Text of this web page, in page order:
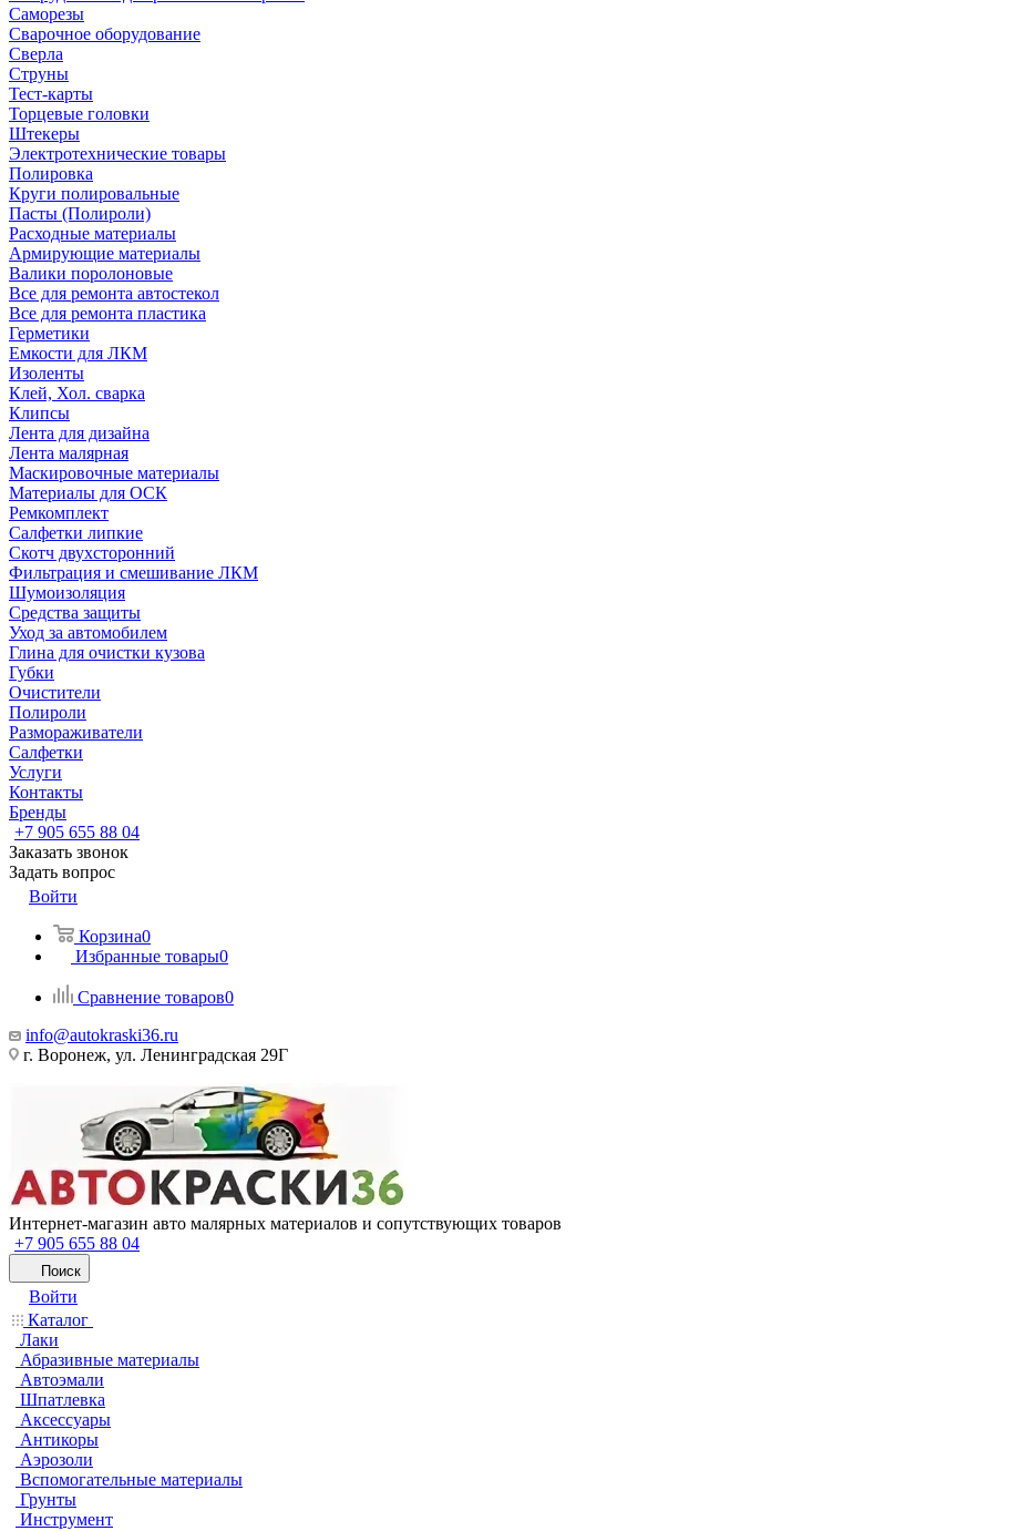
Саморезы
Сварочное оборудование
Сверла
Струны
Тест-карты
Торцевые головки
Штекеры
Электротехнические товары
Полировка
Круги полировальные
Пасты (Полироли)
Расходные материалы
Армирующие материалы
Валики поролоновые
Все для ремонта автостекол
Все для ремонта пластика
Герметики
Емкости для ЛКМ
Изоленты
Клей, Хол. сварка
Клипсы
Лента для дизайна
Лента малярная
Маскировочные материалы
Материалы для ОСК
Ремкомплект
Салфетки липкие
Скотч двухсторонний
Фильтрация и смешивание ЛКМ
Шумоизоляция
Средства защиты
Уход за автомобилем
Глина для очистки кузова
Губки
Очистители
Полироли
Размораживатели
Салфетки
Услуги
Контакты
Бренды
+7 905 655 88 04
Заказать звонок
Задать вопрос
Войти
Корзина0
Избранные товары0
Сравнение товаров0
info@autokraski36.ru
г. Воронеж, ул. Ленинградская 29Г
Интернет-магазин авто малярных материалов и сопутствующих товаров
+7 905 655 88 04
Поиск
Войти
Каталог
Лаки
Абразивные материалы
Автоэмали
Шпатлевка
Аксессуары
Антикоры
Аэрозоли
Вспомогательные материалы
Грунты
Инструмент